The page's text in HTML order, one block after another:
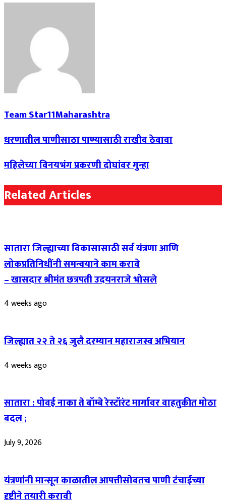
Team Star11Maharashtra
धरणातील पाणीसाठा पाण्यासाठी राखीव ठेवावा
महिलेच्या विनयभंग प्रकरणी दोघांवर गुन्हा
Related Articles
सातारा जिल्ह्याच्या विकासासाठी सर्व यंत्रणा आणि
लोकप्रतिनिधींनी समन्वयाने काम करावे
– खासदार श्रीमंत छत्रपती उदयनराजे भोसले
4 weeks ago
जिल्ह्यात २२ ते २६ जुलै दरम्यान महाराजस्व अभियान
4 weeks ago
सातारा : पोवई नाका ते बॉम्बे रेस्टॉरंट मार्गावर वाहतुकीत मोठा
बदल ;
July 9, 2026
यंत्रणांनी मान्सून काळातील आपत्तीसोबतच पाणी टंचाईच्या
दृष्टीने तयारी करावी